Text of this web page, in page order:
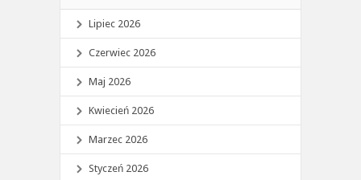
Lipiec 2026
Czerwiec 2026
Maj 2026
Kwiecień 2026
Marzec 2026
Styczeń 2026